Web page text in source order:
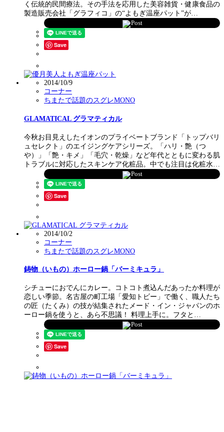
く伝統的民間療法。その手法を応用した美容雑貨・健康食品の
製造販売会社「グラフィコ」の“よもぎ温座パット”が…
Post
Save
2014/10/9
コーナー
ちまたで話題のスグレMONO
GLAMATICAL グラマティカル
今秋お目見えしたイオンのプライベートブランド「トップバリ
ュセレクト」のエイジングケアシリーズ。「ハリ・艶（つ
や）」「艶・キメ」「毛穴・乾燥」など年代とともに変わる肌
トラブルに対応したスキンケア化粧品。中でも注目は化粧水…
Post
Save
2014/10/2
コーナー
ちまたで話題のスグレMONO
鋳物（いもの）ホーロー鍋「バーミキュラ」
シチューにおでんにカレー。コトコト煮込んだあったか料理が
恋しい季節。名古屋の町工場「愛知トビー」で働く、職人たち
の匠（たくみ）の技が結集されたメード・イン・ジャパンのホ
ーロー鍋を使うと、あら不思議！ 料理上手に。フタと…
Post
Save